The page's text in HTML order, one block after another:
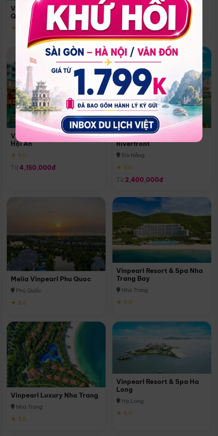
Vinpearl Resort & Spa Phu
Quoc
★ 5.0
Quoc
Phú Quốc
★ 5.0
Vinpearl Resort & Golf Nam
Hội An
★ 5.0
Từ 4,150,000đ
Melia Vinpearl Danang
Riverfront
Đà Nẵng
★ 5.0
Từ 2,400,000đ
Melia Vinpearl Phu Quoc
Phú Quốc
★ 5.0
Vinpearl Resort & Spa Nha
Trang Bay
Nha Trang
★ 5.0
Vinpearl Luxury Nha Trang
Nha Trang
★ 5.0
Vinpearl Resort & Spa Ha
Long
Hạ Long
★ 5.0